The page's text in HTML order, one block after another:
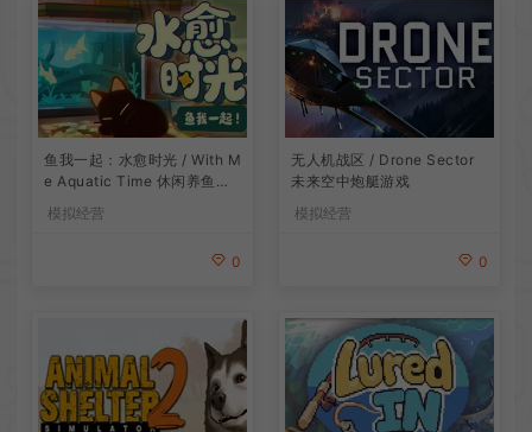
鱼我一起：水愈时光 / With M
e Aquatic Time 休闲养鱼游
模拟经营
0
无人机战区 / Drone Sector
未来空中炮艇游戏
模拟经营
0